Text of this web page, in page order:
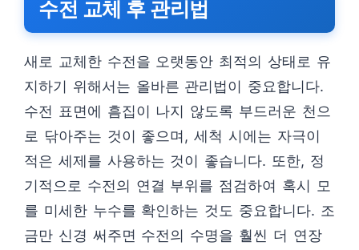
수전 교체 후 관리법
새로 교체한 수전을 오랫동안 최적의 상태로 유
지하기 위해서는 올바른 관리법이 중요합니다.
수전 표면에 흠집이 나지 않도록 부드러운 천으
로 닦아주는 것이 좋으며, 세척 시에는 자극이
적은 세제를 사용하는 것이 좋습니다. 또한, 정
기적으로 수전의 연결 부위를 점검하여 혹시 모
를 미세한 누수를 확인하는 것도 중요합니다. 조
금만 신경 써주면 수전의 수명을 훨씬 더 연장